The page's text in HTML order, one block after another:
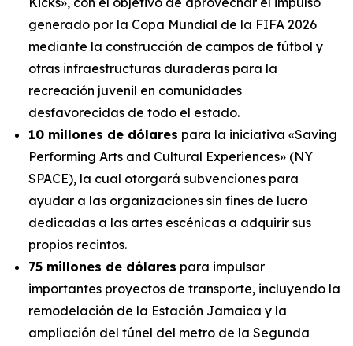
generado por la Copa Mundial de la FIFA 2026
mediante la construcción de campos de fútbol y
otras infraestructuras duraderas para la
recreación juvenil en comunidades
desfavorecidas de todo el estado.
10 millones de dólares para la iniciativa «Saving
Performing Arts and Cultural Experiences» (NY
SPACE), la cual otorgará subvenciones para
ayudar a las organizaciones sin fines de lucro
dedicadas a las artes escénicas a adquirir sus
propios recintos.
75 millones de dólares para impulsar
importantes proyectos de transporte, incluyendo la
remodelación de la Estación Jamaica y la
ampliación del túnel del metro de la Segunda